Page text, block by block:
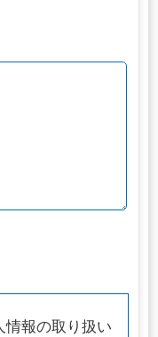
情報の取り扱い